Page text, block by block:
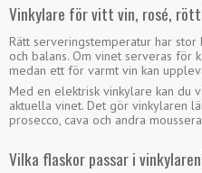
Vinkylarna kombinerar elektronisk
och platsbesparande design.
vilket gör modellerna lämpliga för
mousserande vin och lättare röda
Elektrisk vinkylare för en flaska
samtidigt som temperaturen kan
Vinkylare för vitt vin, rosé, rött
Rätt serveringstemperatur har
och balans. Om vinet serveras för
medan ett för varmt vin kan
Med en elektrisk vinkylare kan du
aktuella vinet. Det gör vinkylaren
prosecco, cava och andra
Vilka flaskor passar i